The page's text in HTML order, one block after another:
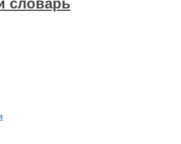
словарь